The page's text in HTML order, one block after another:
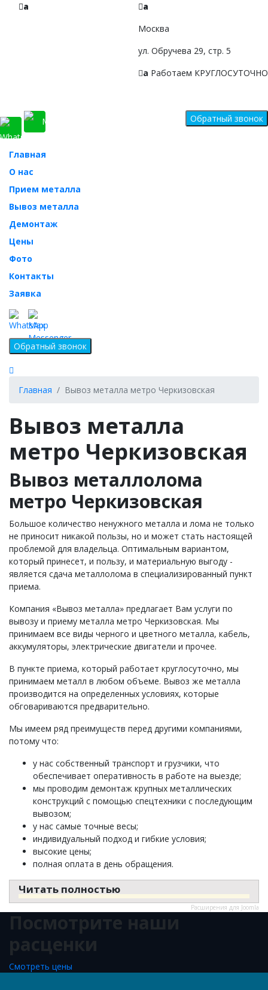
a
a
Москва
ул. Обручева 29, стр. 5
a Работаем КРУГЛОСУТОЧНО
Главная
О нас
Прием металла
Вывоз металла
Демонтаж
Цены
Фото
Контакты
Заявка
Главная Вывоз металла метро Черкизовская
Вывоз металла
метро Черкизовская
Вывоз металлолома
метро Черкизовская
Большое количество ненужного металла и лома не только
не приносит никакой пользы, но и может стать настоящей
проблемой для владельца. Оптимальным вариантом,
который принесет, и пользу, и материальную выгоду -
является сдача металлолома в специализированный пункт
приема.
Компания «Вывоз металла» предлагает Вам услуги по
вывозу и приему металла метро Черкизовская. Мы
принимаем все виды черного и цветного металла, кабель,
аккумуляторы, электрические двигатели и прочее.
В пункте приема, который работает круглосуточно, мы
принимаем металл в любом объеме. Вывоз же металла
производится на определенных условиях, которые
обговариваются предварительно.
Мы имеем ряд преимуществ перед другими компаниями,
потому что:
у нас собственный транспорт и грузчики, что
обеспечивает оперативность в работе на выезде;
мы проводим демонтаж крупных металлических
конструкций с помощью спецтехники с последующим
вывозом;
у нас самые точные весы;
индивидуальный подход и гибкие условия;
высокие цены;
полная оплата в день обращения.
Читать полностью
Расширения для Joomla
Посмотрите наши
расценки
Смотреть цены